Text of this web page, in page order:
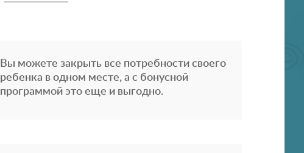
Вы можете закрыть все потребности своего
ребенка в одном месте, а с бонусной
программой это еще и выгодно.